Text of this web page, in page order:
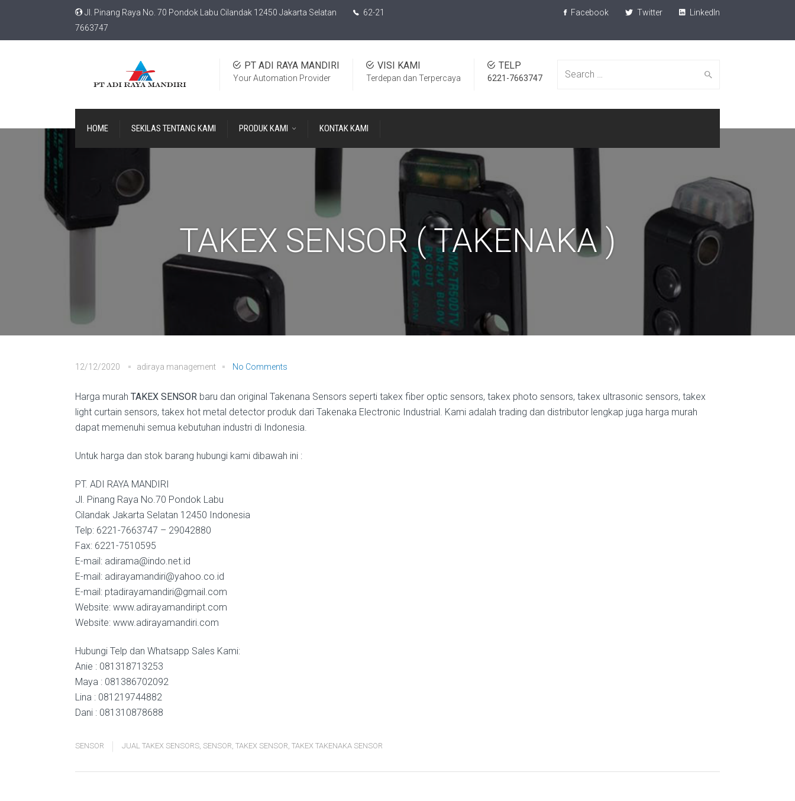
Jl. Pinang Raya No. 70 Pondok Labu Cilandak 12450 Jakarta Selatan
62-21
7663747
Facebook Twitter LinkedIn
Search
TELP
6221-7663747
VISI KAMI
Terdepan dan Terpercaya
PT ADI RAYA MANDIRI
Your Automation Provider
HOME SEKILAS TENTANG KAMI PRODUK KAMI KONTAK KAMI
TAKEX SENSOR ( TAKENAKA )
12/12/2020 adiraya management No Comments
Harga murah TAKEX SENSOR baru dan original Takenana Sensors seperti takex fiber optic sensors, takex photo sensors, takex ultrasonic sensors, takex
light curtain sensors, takex hot metal detector produk dari Takenaka Electronic Industrial. Kami adalah trading dan distributor lengkap juga harga murah
dapat memenuhi semua kebutuhan industri di Indonesia.
Untuk harga dan stok barang hubungi kami dibawah ini :
PT. ADI RAYA MANDIRI
Jl. Pinang Raya No.70 Pondok Labu
Cilandak Jakarta Selatan 12450 Indonesia
Telp: 6221-7663747 – 29042880
Fax: 6221-7510595
E-mail: adirama@indo.net.id
E-mail: adirayamandiri@yahoo.co.id
E-mail: ptadirayamandiri@gmail.com
Website: www.adirayamandiript.com
Website: www.adirayamandiri.com
Hubungi Telp dan Whatsapp Sales Kami:
Anie : 081318713253
Maya : 081386702092
Lina : 081219744882
Dani : 081310878688
SENSOR JUAL TAKEX SENSORS, SENSOR, TAKEX SENSOR, TAKEX TAKENAKA SENSOR